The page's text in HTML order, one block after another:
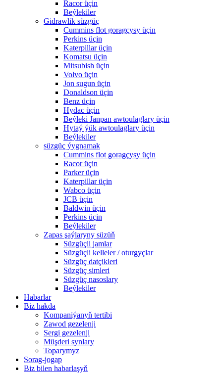
Racor üçin
Beýlekiler
Gidrawlik süzgüç
Cummins flot goragçysy üçin
Perkins üçin
Katerpillar üçin
Komatsu üçin
Mitsubish üçin
Volvo üçin
Jon sugun üçin
Donaldson üçin
Benz üçin
Hydac üçin
Beýleki Janpan awtoulaglary üçin
Hytaý ýük awtoulaglary üçin
Beýlekiler
süzgüç ýygnamak
Cummins flot goragçysy üçin
Racor üçin
Parker üçin
Katerpillar üçin
Wabco üçin
JCB üçin
Baldwin üçin
Perkins üçin
Beýlekiler
Zapas şaýlaryny süzüň
Süzgüçli jamlar
Süzgüçli kelleler / oturgyçlar
Süzgüç datçikleri
Süzgüç simleri
Süzgüç nasoslary
Beýlekiler
Habarlar
Biz hakda
Kompaniýanyň tertibi
Zawod gezelenji
Sergi gezelenji
Müşderi synlary
Toparymyz
Sorag-jogap
Biz bilen habarlaşyň